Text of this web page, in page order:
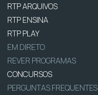
RTP ARQUIVOS
RTP ENSINA
RTP PLAY
EM DIRETO
REVER PROGRAMAS
CONCURSOS
PERGUNTAS FREQUENTES